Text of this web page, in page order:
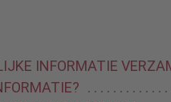
INFORMATIE